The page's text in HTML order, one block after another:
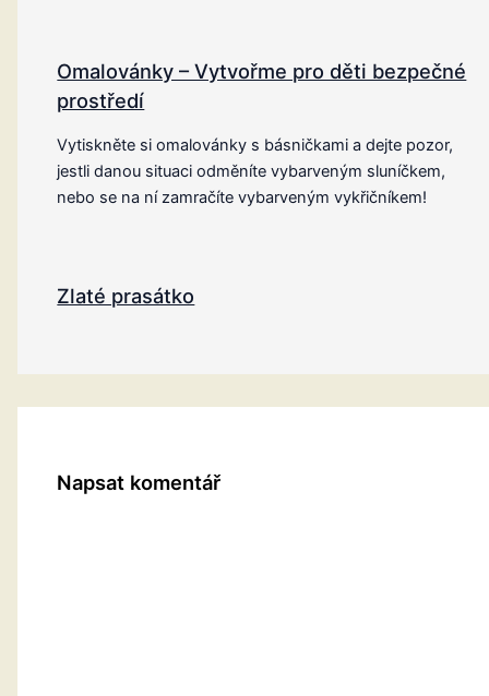
Omalovánky – Vytvořme pro děti bezpečné
prostředí
Vytiskněte si omalovánky s básničkami a dejte pozor,
jestli danou situaci odměníte vybarveným sluníčkem,
nebo se na ní zamračíte vybarveným vykřičníkem!
Zlaté prasátko
Napsat komentář